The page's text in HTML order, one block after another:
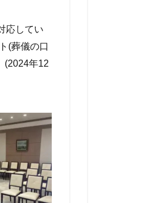
応してい
(葬儀の口
(2024年12